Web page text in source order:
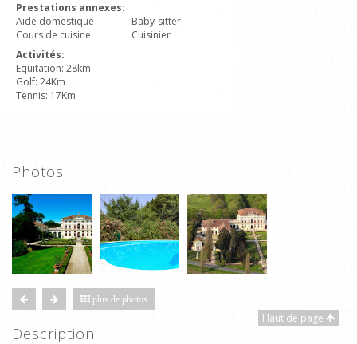
Prestations annexes:
Aide domestique
Baby-sitter
Cours de cuisine
Cuisinier
Activités:
Equitation: 28km
Golf: 24Km
Tennis: 17Km
Photos:
plus de photos
Haut de page
Description: